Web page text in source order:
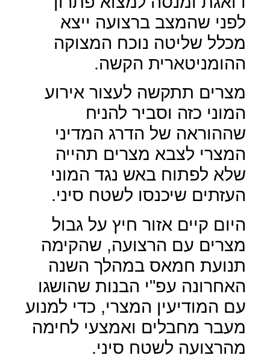
לפני שהמצב ברצועה ייצא
מכלל שליטה נוכח המצוקה
ההומניטארית הקשה.
מצרים תתקשה לעצור אירוע
המוני כזה וסביר להניח
שההוראה של הדרג המדיני
המצרי לצבא מצרים תהייה
שלא לפתוח באש נגד המוני
העזתים שיכנסו לשטח סיני.
היום קיים אזור חיץ על גבול
מצרים עם הרצועה, שהקימה
תנועת חמאס במהלך השנה
האחרונה עפ"י הבנות שהושגו
עם המודיעין המצרי, כדי למנוע
מעבר מחבלים ואמצעי לחימה
מהרצועה לשטח סיני.